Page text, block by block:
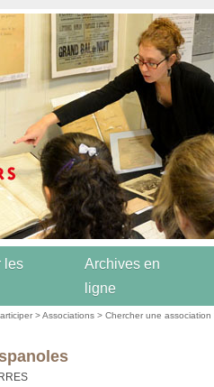
les
Archives en
ligne
>Associations >Chercher une association